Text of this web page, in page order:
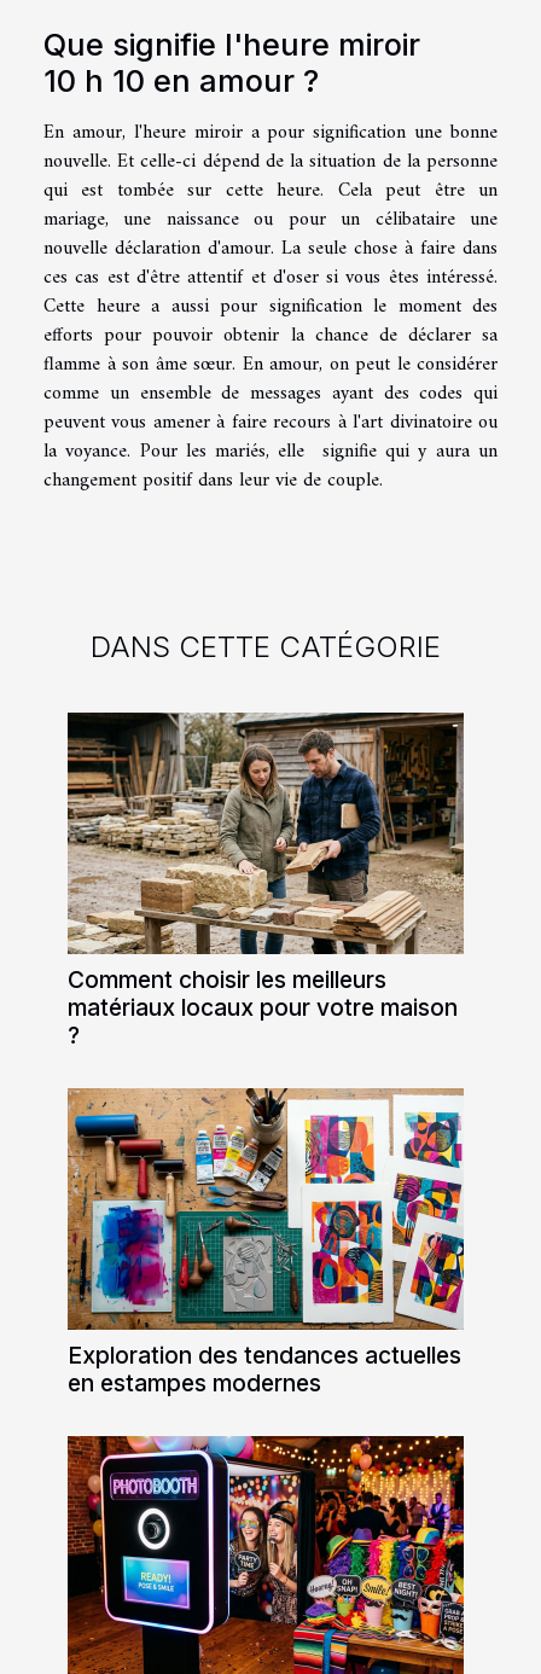
Que signifie l'heure miroir
10 h 10 en amour ?
En amour, l'heure miroir a pour signification une bonne
nouvelle. Et celle-ci dépend de la situation de la personne
qui est tombée sur cette heure. Cela peut être un
mariage, une naissance ou pour un célibataire une
nouvelle déclaration d'amour. La seule chose à faire dans
ces cas est d'être attentif et d'oser si vous êtes intéressé.
Cette heure a aussi pour signification le moment des
efforts pour pouvoir obtenir la chance de déclarer sa
flamme à son âme sœur. En amour, on peut le considérer
comme un ensemble de messages ayant des codes qui
peuvent vous amener à faire recours à l'art divinatoire ou
la voyance. Pour les mariés, elle signifie qui y aura un
changement positif dans leur vie de couple.
DANS CETTE CATÉGORIE
Comment choisir les meilleurs
matériaux locaux pour votre maison
?
Exploration des tendances actuelles
en estampes modernes